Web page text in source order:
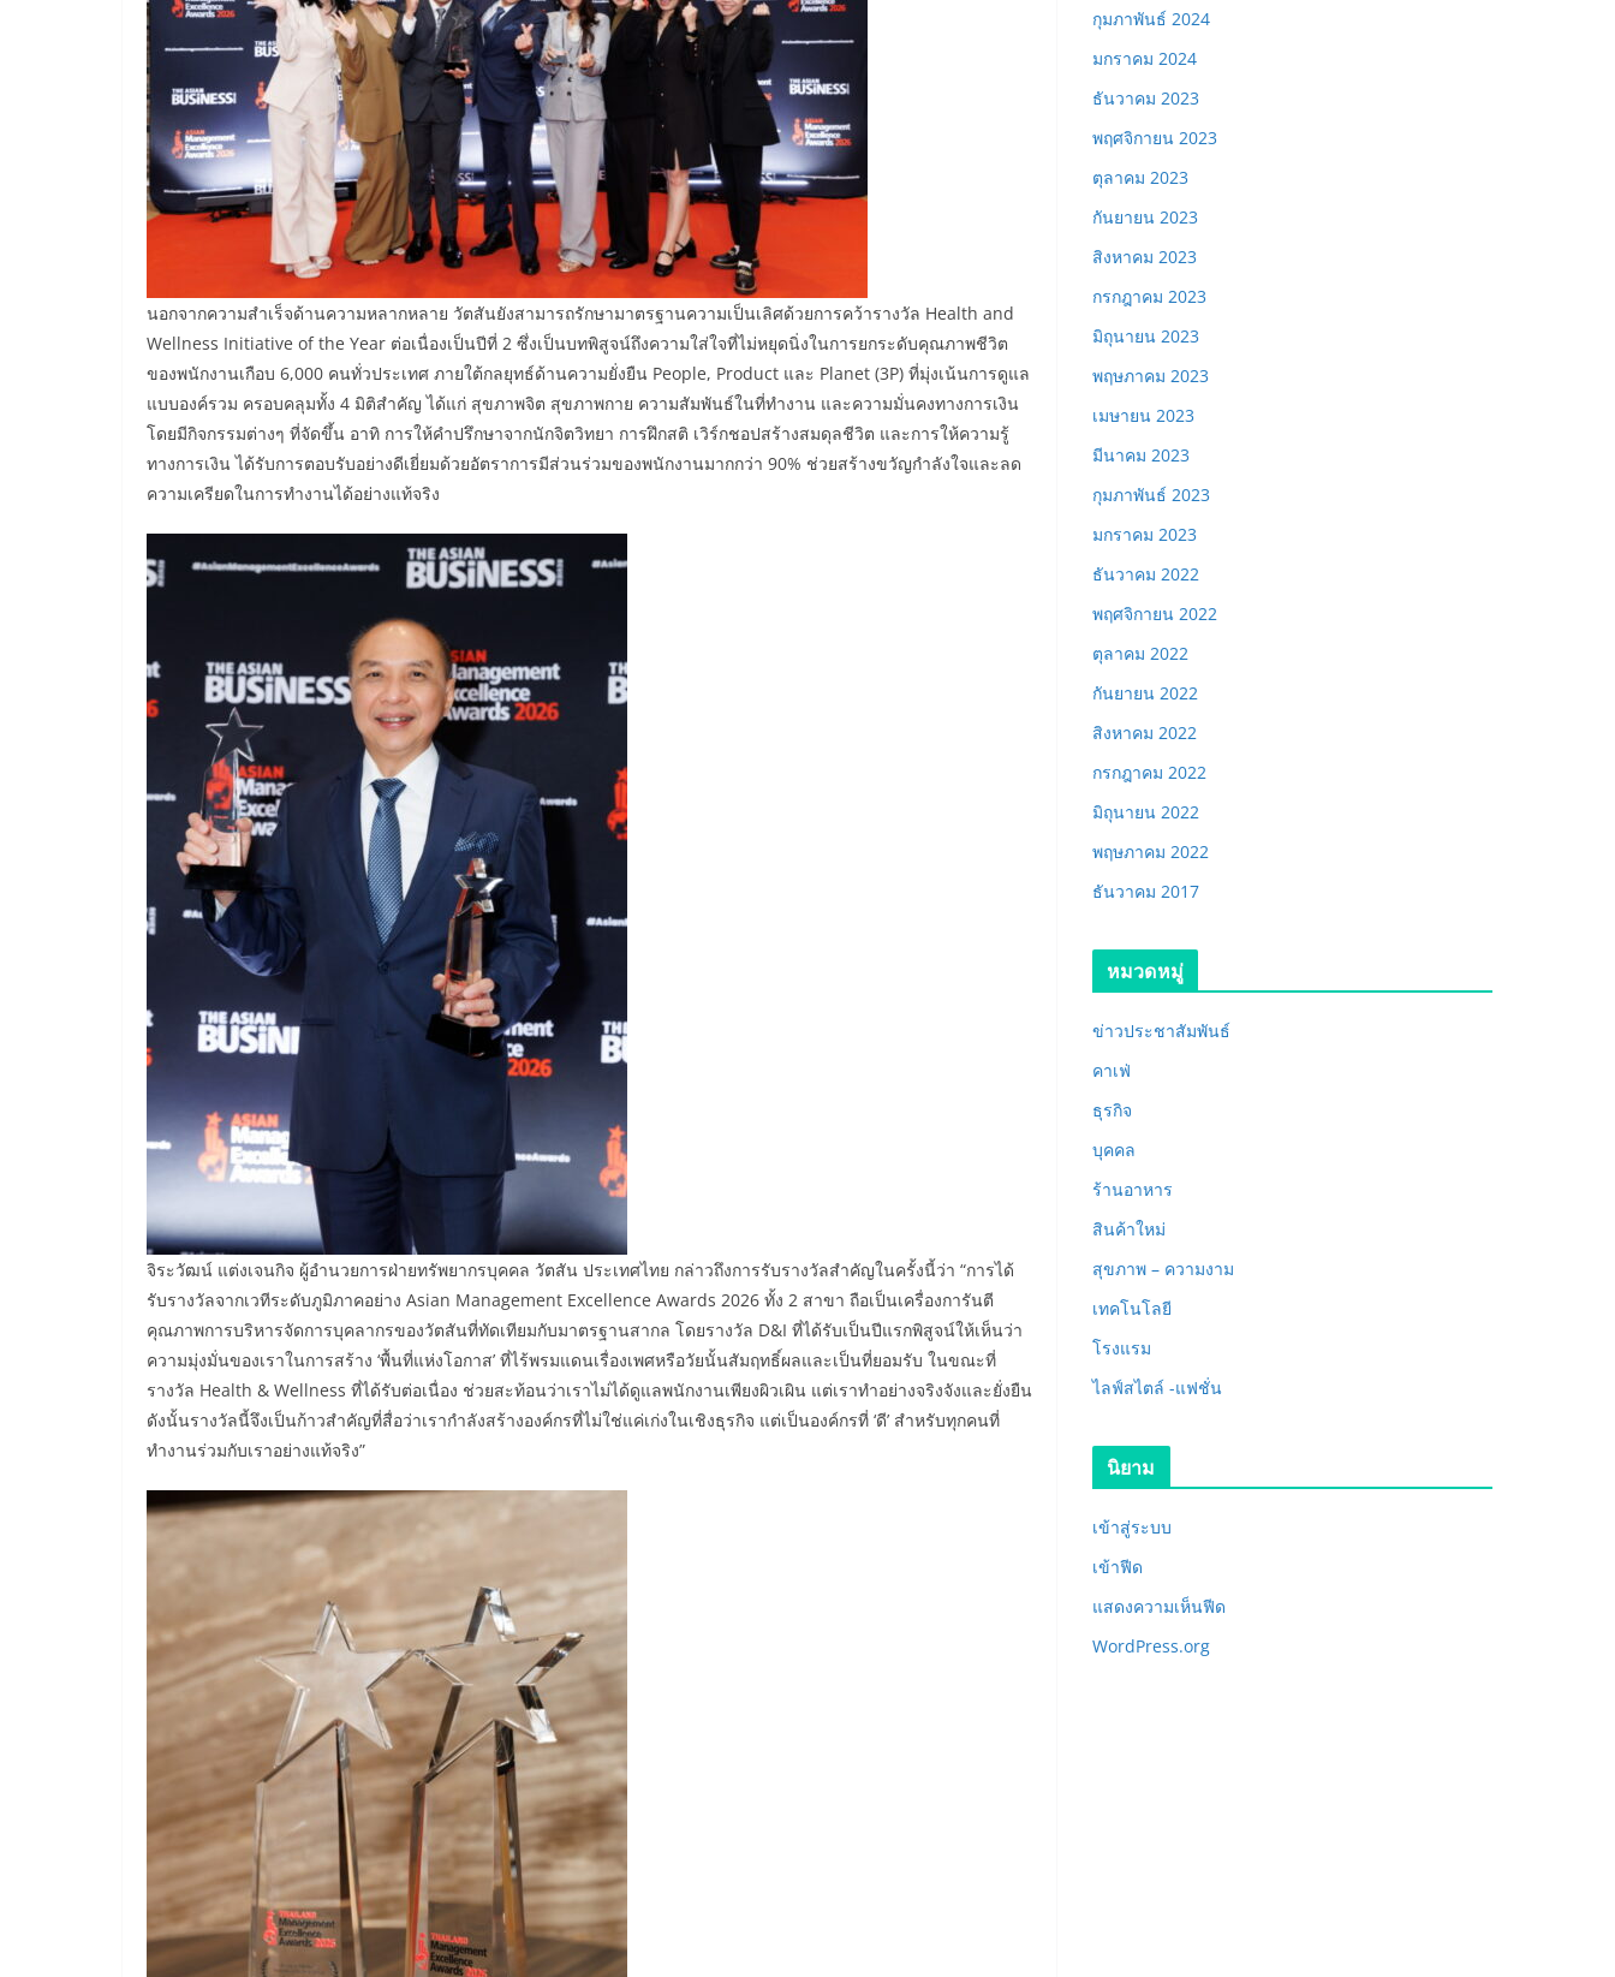
นอกจากความสำเร็จด้านความหลากหลาย วัตสันยังสามารถรักษามาตรฐานความเป็นเลิศด้วยการคว้ารางวัล Health and
Wellness Initiative of the Year ต่อเนื่องเป็นปีที่ 2 ซึ่งเป็นบทพิสูจน์ถึงความใส่ใจที่ไม่หยุดนิ่งในการยกระดับคุณภาพชีวิต
ของพนักงานเกือบ 6,000 คนทั่วประเทศ ภายใต้กลยุทธ์ด้านความยั่งยืน People, Product และ Planet (3P) ที่มุ่งเน้นการดูแล
แบบองค์รวม ครอบคลุมทั้ง 4 มิติสำคัญ ได้แก่ สุขภาพจิต สุขภาพกาย ความสัมพันธ์ในที่ทำงาน และความมั่นคงทางการเงิน
โดยมีกิจกรรมต่างๆ ที่จัดขึ้น อาทิ การให้คำปรึกษาจากนักจิตวิทยา การฝึกสติ เวิร์กชอปสร้างสมดุลชีวิต และการให้ความรู้
ทางการเงิน ได้รับการตอบรับอย่างดีเยี่ยมด้วยอัตราการมีส่วนร่วมของพนักงานมากกว่า 90% ช่วยสร้างขวัญกำลังใจและลด
ความเครียดในการทำงานได้อย่างแท้จริง
จิระวัฒน์ แต่งเจนกิจ ผู้อำนวยการฝ่ายทรัพยากรบุคคล วัตสัน ประเทศไทย กล่าวถึงการรับรางวัลสำคัญในครั้งนี้ว่า “การได้
รับรางวัลจากเวทีระดับภูมิภาคอย่าง Asian Management Excellence Awards 2026 ทั้ง 2 สาขา ถือเป็นเครื่องการันตี
คุณภาพการบริหารจัดการบุคลากรของวัตสันที่ทัดเทียมกับมาตรฐานสากล โดยรางวัล D&I ที่ได้รับเป็นปีแรกพิสูจน์ให้เห็นว่า
ความมุ่งมั่นของเราในการสร้าง ‘พื้นที่แห่งโอกาส’ ที่ไร้พรมแดนเรื่องเพศหรือวัยนั้นสัมฤทธิ์ผลและเป็นที่ยอมรับ ในขณะที่
รางวัล Health & Wellness ที่ได้รับต่อเนื่อง ช่วยสะท้อนว่าเราไม่ได้ดูแลพนักงานเพียงผิวเผิน แต่เราทำอย่างจริงจังและยั่งยืน
ดังนั้นรางวัลนี้จึงเป็นก้าวสำคัญที่สื่อว่าเรากำลังสร้างองค์กรที่ไม่ใช่แค่เก่งในเชิงธุรกิจ แต่เป็นองค์กรที่ ‘ดี’ สำหรับทุกคนที่
ทำงานร่วมกับเราอย่างแท้จริง”
กุมภาพันธ์ 2024
มกราคม 2024
ธันวาคม 2023
พฤศจิกายน 2023
ตุลาคม 2023
กันยายน 2023
สิงหาคม 2023
กรกฎาคม 2023
มิถุนายน 2023
พฤษภาคม 2023
เมษายน 2023
มีนาคม 2023
กุมภาพันธ์ 2023
มกราคม 2023
ธันวาคม 2022
พฤศจิกายน 2022
ตุลาคม 2022
กันยายน 2022
สิงหาคม 2022
กรกฎาคม 2022
มิถุนายน 2022
พฤษภาคม 2022
ธันวาคม 2017
หมวดหมู่
ข่าวประชาสัมพันธ์
คาเฟ่
ธุรกิจ
บุคคล
ร้านอาหาร
สินค้าใหม่
สุขภาพ – ความงาม
เทคโนโลยี
โรงแรม
ไลฟ์สไตล์ -แฟชั่น
นิยาม
เข้าสู่ระบบ
เข้าฟีด
แสดงความเห็นฟีด
WordPress.org